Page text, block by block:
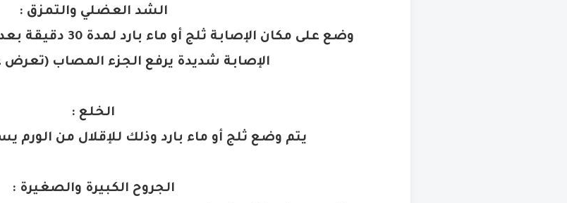
الشد العضلي والتمزق :
وضع على مكان الإصابة
الإصابة شديدة يرفع الجزء المصاب (تعرض
الخلع :
يتم وضع ثلج أو ماء بارد وذلك للإقلال من الورم
الجروح الكبيرة والصغيرة :